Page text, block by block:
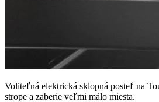
Voliteľná elektrická sklopná posteľ na
strope a zaberie veľmi málo miesta.